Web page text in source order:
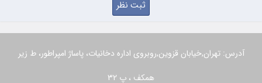
آدرس: تهران,خیابان قزوین,روبروی اداره دخانیات، پاساژ امپراطور، ط زیر
همکف ، پ 32